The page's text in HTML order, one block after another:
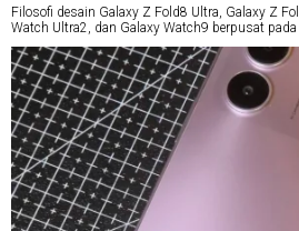
Filosofi desain Galaxy Z Fold8 Ultra, Galaxy Z
Watch Ultra2, dan Galaxy Watch9 berpusat